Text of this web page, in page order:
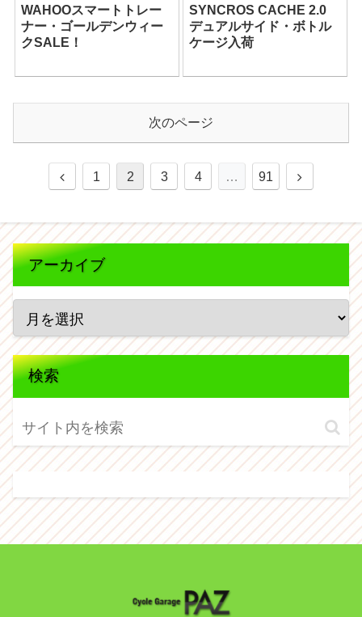
WAHOOスマートトレー
ナー・ゴールデンウィー
クSALE！
SYNCROS CACHE 2.0
デュアルサイド・ボトル
ケージ入荷
次のページ
1 2 3 4 … 91
アーカイブ
検索